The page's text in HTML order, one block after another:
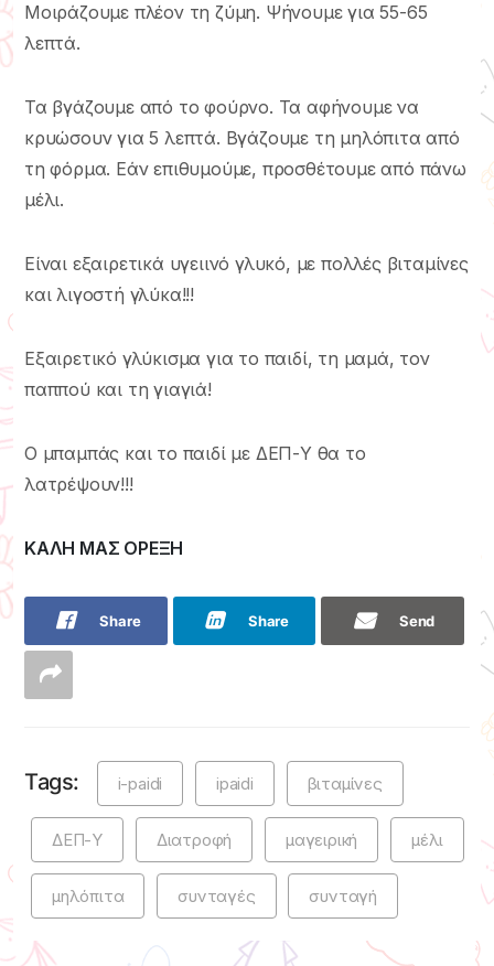
Μοιράζουμε πλέον τη ζύμη. Ψήνουμε για 55-65
λεπτά.
Τα βγάζουμε από το φούρνο. Τα αφήνουμε να
κρυώσουν για 5 λεπτά. Βγάζουμε τη μηλόπιτα από
τη φόρμα. Εάν επιθυμούμε, προσθέτουμε από πάνω
μέλι.
Είναι εξαιρετικά υγειινό γλυκό, με πολλές βιταμίνες
και λιγοστή γλύκα!!!
Εξαιρετικό γλύκισμα για το παιδί, τη μαμά, τον
παππού και τη γιαγιά!
Ο μπαμπάς και το παιδί με ΔΕΠ-Υ θα το
λατρέψουν!!!
ΚΑΛΗ ΜΑΣ ΟΡΕΞΗ
Share Share Send
Tags: i-paidi ipaidi βιταμίνες
ΔΕΠ-Υ Διατροφή μαγειρική μέλι
μηλόπιτα συνταγές συνταγή